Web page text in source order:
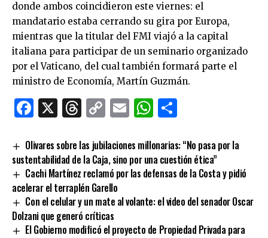
donde ambos coincidieron este viernes: el
mandatario estaba cerrando su gira por Europa,
mientras que la titular del FMI viajó a la capital
italiana para participar de un seminario organizado
por el Vaticano, del cual también formará parte el
ministro de Economía, Martín Guzmán.
Facebook
X Threads
CopyEmailWhatsApp
Olivares sobre las jubilaciones millonarias: “No pasa por la
sustentabilidad de la Caja, sino por una cuestión ética”
Cachi Martínez reclamó por las defensas de la Costa y pidió
acelerar el terraplén Garello
Con el celular y un mate al volante: el video del senador Oscar
Dolzani que generó críticas
El Gobierno modificó el proyecto de Propiedad Privada para